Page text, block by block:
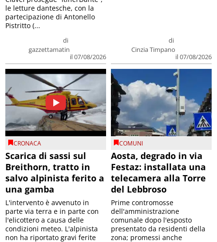
di
gazzettamatin
il 07/08/2026
le letture dantesche, con la
partecipazione di Antonello
Pistritto (...
di
Cinzia Timpano
il 07/08/2026
CRONACA
Scarica di sassi sul
Breithorn, tratto in
salvo alpinista ferito a
una gamba
L'intervento è avvenuto in
parte via terra e in parte con
l'elicottero a causa delle
condizioni meteo. L'alpinista
non ha riportato gravi ferite
COMUNI
Aosta, degrado in via
Festaz: installata una
telecamera alla Torre
del Lebbroso
Prime contromosse
dell'amministrazione
comunale dopo l'esposto
presentato da residenti della
zona; promessi anche